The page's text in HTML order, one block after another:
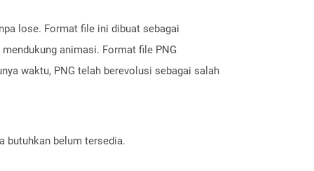
lose. Format file ini dibuat sebagai
animasi. Format file PNG
waktu, PNG telah berevolusi sebagai salah
butuhkan belum tersedia.